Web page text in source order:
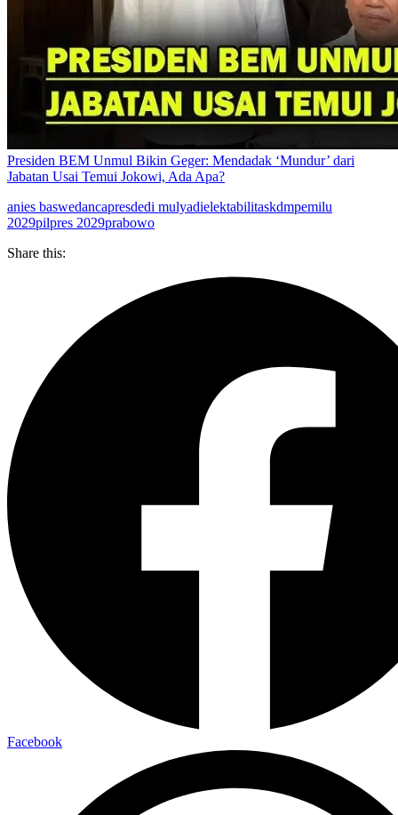
Presiden BEM Unmul Bikin Geger: Mendadak ‘Mundur’ dari
Jabatan Usai Temui Jokowi, Ada Apa?
anies baswedancapresdedi mulyadielektabilitaskdmpemilu
2029pilpres 2029prabowo
Share this:
Facebook